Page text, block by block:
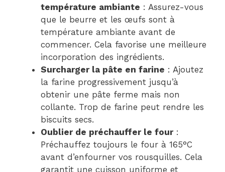
température ambiante : Assurez-vous
que le beurre et les œufs sont à
température ambiante avant de
commencer. Cela favorise une meilleure
incorporation des ingrédients.
Surcharger la pâte en farine : Ajoutez
la farine progressivement jusqu’à
obtenir une pâte ferme mais non
collante. Trop de farine peut rendre les
biscuits secs.
Oublier de préchauffer le four:
Préchauffez toujours le four à 165°C
avant d’enfourner vos rousquilles. Cela
garantit une cuisson uniforme et